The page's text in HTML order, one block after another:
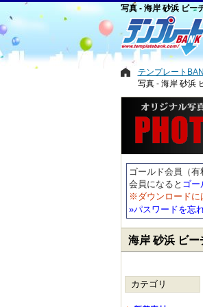
写真 - 海岸 砂浜 ビー
テンプレート
写真 - 海岸 砂浜
ゴールド会員（有
会員になると ゴー
※ダウンロードに
»パスワードを忘
海岸 砂浜 ビー
カテゴリ